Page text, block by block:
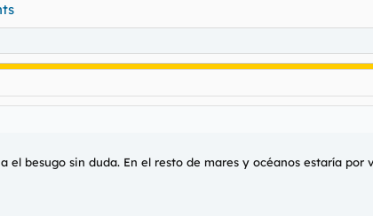
el besugo sin duda. En el resto de mares y océanos estaría por